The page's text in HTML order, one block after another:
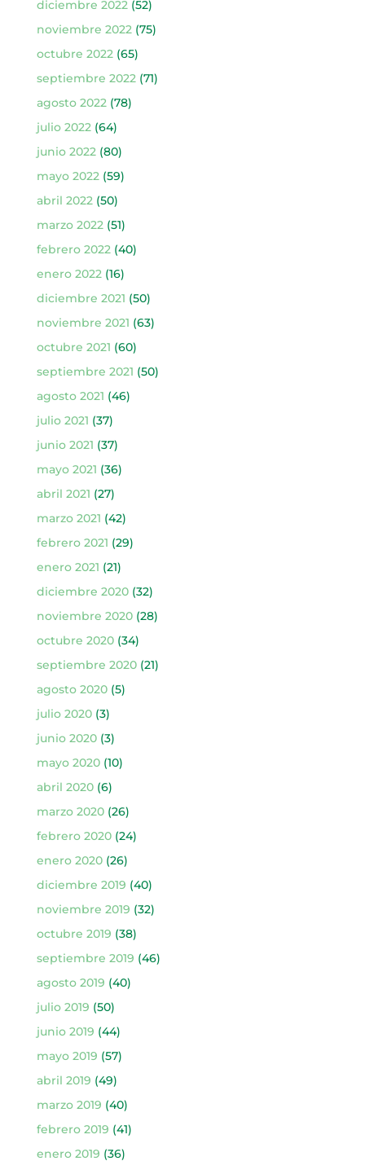
diciembre 2022(52)
noviembre 2022(75)
octubre 2022(65)
septiembre 2022(71)
agosto 2022(78)
julio 2022(64)
junio 2022(80)
mayo 2022(59)
abril 2022(50)
marzo 2022(51)
febrero 2022(40)
enero 2022(16)
diciembre 2021 (50)
noviembre 2021 (63)
octubre 2021 (60)
septiembre 2021 (50)
agosto 2021 (46)
julio 2021 (37)
junio 2021 (37)
mayo 2021 (36)
abril 2021 (27)
marzo 2021 (42)
febrero 2021 (29)
enero 2021 (21)
diciembre 2020(32)
noviembre 2020(28)
octubre 2020(34)
septiembre 2020(21)
agosto 2020(5)
julio 2020(3)
junio 2020(3)
mayo 2020(10)
abril 2020(6)
marzo 2020(26)
febrero 2020(24)
enero 2020(26)
diciembre 2019 (40)
noviembre 2019 (32)
octubre 2019 (38)
septiembre 2019 (46)
agosto 2019 (40)
julio 2019 (50)
junio 2019 (44)
mayo 2019 (57)
abril 2019 (49)
marzo 2019 (40)
febrero 2019 (41)
enero 2019 (36)